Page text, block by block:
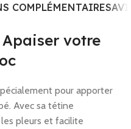
COMPLÉMENTAIRES
Apaiser votre
pour apporter
Avec sa tétine
pleurs et facilite